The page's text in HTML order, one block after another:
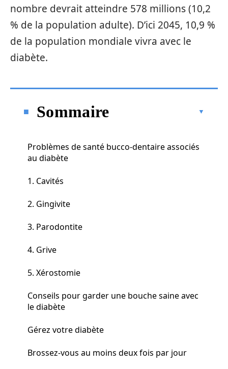
nombre devrait atteindre 578 millions (10,2
% de la population adulte). D’ici 2045, 10,9 %
de la population mondiale vivra avec le
diabète.
Sommaire
Problèmes de santé bucco-dentaire associés
au diabète
1. Cavités
2. Gingivite
3. Parodontite
4. Grive
5. Xérostomie
Conseils pour garder une bouche saine avec
le diabète
Gérez votre diabète
Brossez-vous au moins deux fois par jour